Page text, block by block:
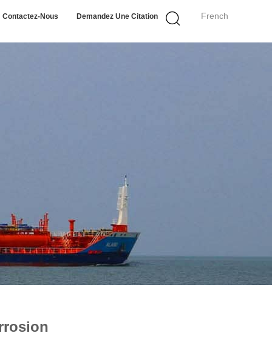
French
Contactez-Nous Demandez Une Citation